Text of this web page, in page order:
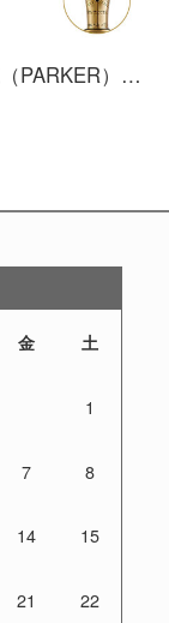
派克钢笔（PARKER）新款卓尔墨水笔男女士高端钢笔签字笔 商务礼品笔书法钢笔 生日礼物 卓尔光影格纹金夹墨水笔
金 土
1
7 8
14 15
21 22